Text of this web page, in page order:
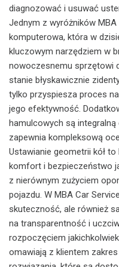
diagnozować i usuwać
Jednym z wyróżników
komputerowa, która w
kluczowym narzędziem w
nowoczesnemu sprzętowi
stanie błyskawicznie
tylko przyspiesza proces
jego efektywność.
hamulcowych są
zapewnia kompleksową
Ustawianie geometrii kół to
komfort i bezpieczeństwo
z nierównym zużyciem
pojazdu. W MBA Car
skuteczność, ale również
na transparentność i
rozpoczęciem
omawiają z klientem